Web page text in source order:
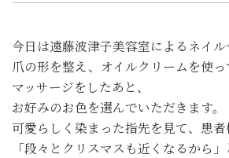
今日は遠藤波津子美容室によるネイル
爪の形を整え、オイルクリームを使
マッサージをしたあと、
お好みのお色を選んでいただきます。
可愛らしく染まった指先を見て、患者
「段々とクリスマスも近くなるから